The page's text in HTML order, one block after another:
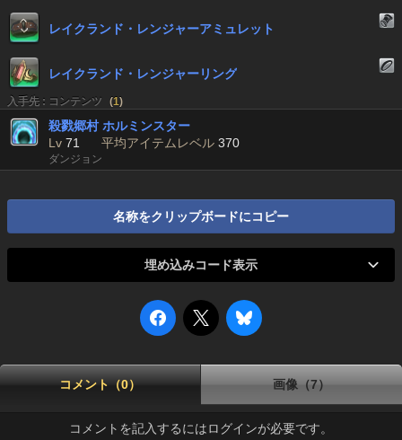
レイクランド・レンジャーアミュレット
レイクランド・レンジャーリング
入手先 : コンテンツ (1)
殺戮郷村 ホルミンスター
Lv 71 平均アイテムレベル 370
ダンジョン
名称をクリップボードにコピー
埋め込みコード表示
コメント（0） 画像（7）
コメントを記入するにはログインが必要です。